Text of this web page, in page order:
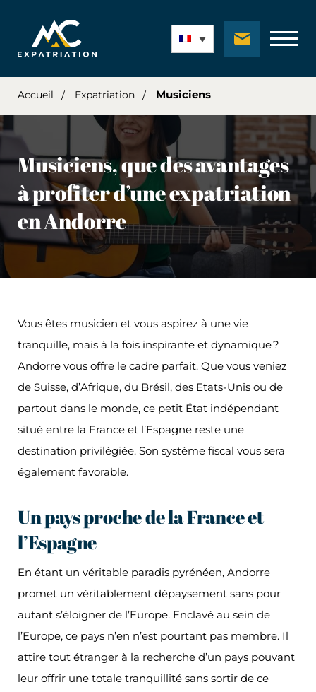
Accueil Expatriation Musiciens
Musiciens, que des avantages
à profiter d’une expatriation
en Andorre
Vous êtes musicien et vous aspirez à une vie
tranquille, mais à la fois inspirante et dynamique ?
Andorre vous offre le cadre parfait. Que vous veniez
de Suisse, d’Afrique, du Brésil, des Etats-Unis ou de
partout dans le monde, ce petit État indépendant
situé entre la France et l’Espagne reste une
destination privilégiée. Son système fiscal vous sera
également favorable.
Un pays proche de la France et
l’Espagne
En étant un véritable paradis pyrénéen, Andorre
promet un véritablement dépaysement sans pour
autant s’éloigner de l’Europe. Enclavé au sein de
l’Europe, ce pays n’en n’est pourtant pas membre. Il
attire tout étranger à la recherche d’un pays pouvant
leur offrir une totale tranquillité sans sortir de ce